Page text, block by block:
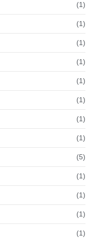
(1)
(1)
(1)
(1)
(1)
(1)
(1)
(1)
(5)
(1)
(1)
(1)
(1)